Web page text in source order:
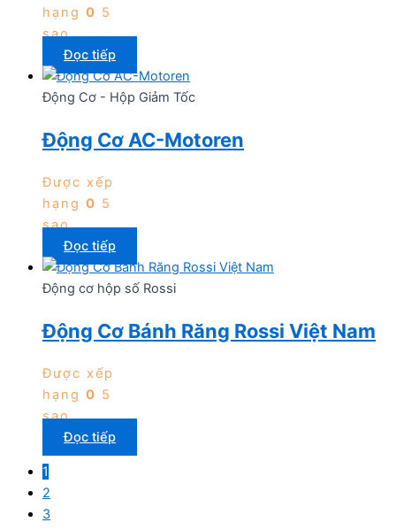
hạng 0 5
sao
Đọc tiếp
Động Cơ - Hộp Giảm Tốc
Động Cơ AC-Motoren
Được xếp
hạng 0 5
sao
Đọc tiếp
Động cơ hộp số Rossi
Động Cơ Bánh Răng Rossi Việt Nam
Được xếp
hạng 0 5
sao
Đọc tiếp
1
2
3